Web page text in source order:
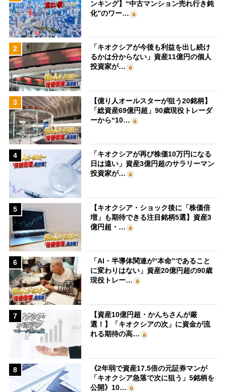
ンキング】“中古マンション売れ行き鈍
化”のワー…
2
「キオクシアが今後も利益を出し続け
るかは分からない」資産11億円の個人
投資家が…
3
【億り人オールスターが狙う20銘柄】
「総資産69億円超」90歳現役トレーダ
ーから“10…
4
「キオクシアが再び株価10万円になる
日は遠い」資産3億円超のサラリーマン
投資家が…
5
【キオクシア・ショック後に「株価倍
増」も期待できる注目銘柄5選】資産3
億円超・…
6
「AI・半導体関連が“本命”であること
に変わりはない」資産20億円超の90歳
現役トレー…
7
【資産10億円超・かんちさんが厳
選！】「キオクシアの次」に資金が流
れる期待の高…
8
《2年弱で資産17.5倍の元証券マンが
「キオクシア急落で次に狙う」5銘柄を
公開》10…